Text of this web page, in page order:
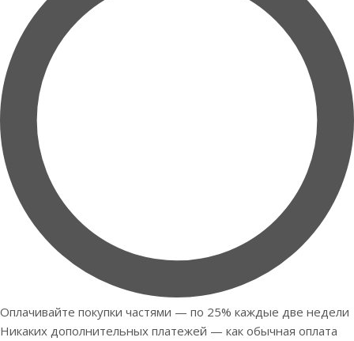
Оплачивайте покупки частями — по 25% каждые две недели
Никаких дополнительных платежей — как обычная оплата